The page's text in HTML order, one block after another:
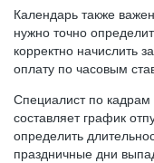
Календарь также
нужно точно
корректно начислить
оплату по часовым
Специалист по кадрам
составляет график
определить
праздничные дни